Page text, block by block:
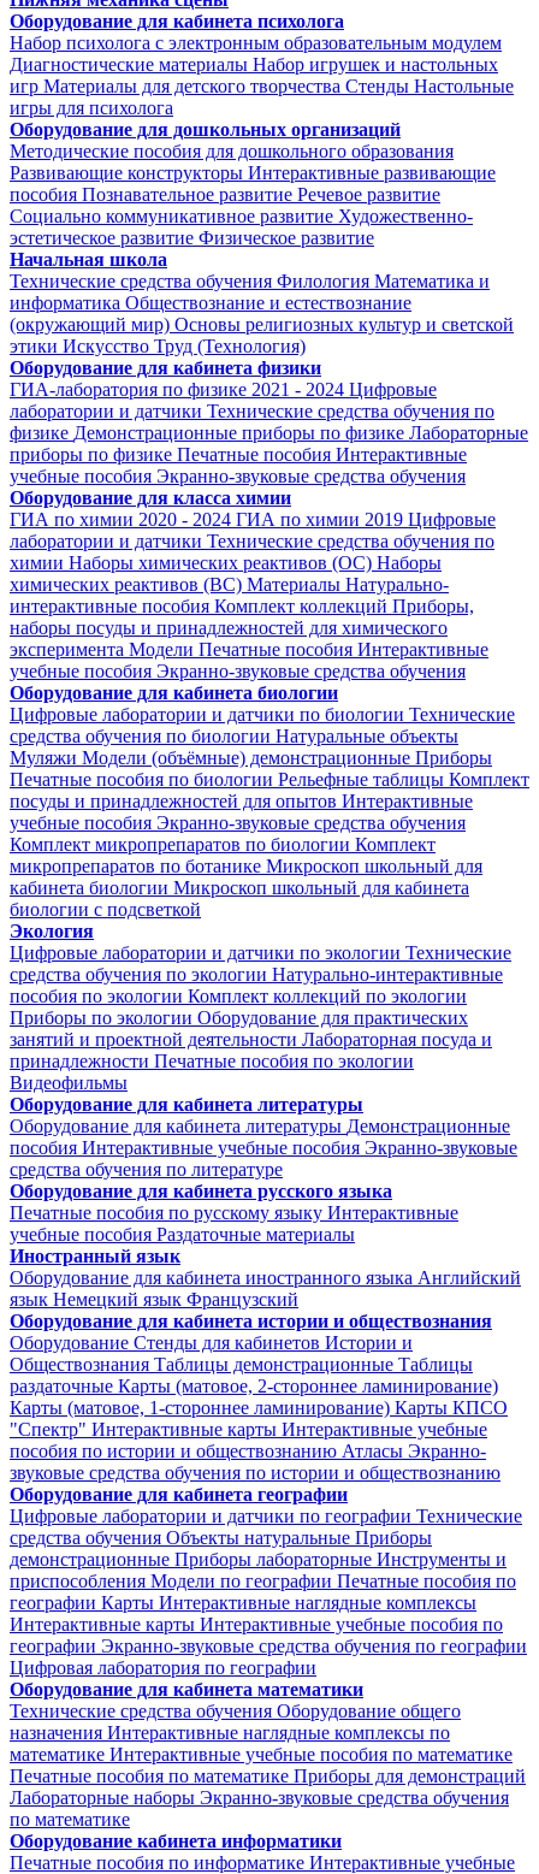
Оборудование для кабинета психолога
Набор психолога с электронным образовательным модулем
Диагностические материалы Набор игрушек и настольных
игр Материалы для детского творчества Стенды Настольные
игры для психолога
Оборудование для дошкольных организаций
Методические пособия для дошкольного образования
Развивающие конструкторы Интерактивные развивающие
пособия Познавательное развитие Речевое развитие
Социально коммуникативное развитие Художественно-
эстетическое развитие Физическое развитие
Начальная школа
Технические средства обучения Филология Математика и
информатика Обществознание и естествознание
(окружающий мир) Основы религиозных культур и светской
этики Искусство Труд (Технология)
Оборудование для кабинета физики
ГИА-лаборатория по физике 2021 - 2024 Цифровые
лаборатории и датчики Технические средства обучения по
физике Демонстрационные приборы по физике Лабораторные
приборы по физике Печатные пособия Интерактивные
учебные пособия Экранно-звуковые средства обучения
Оборудование для класса химии
ГИА по химии 2020 - 2024 ГИА по химии 2019 Цифровые
лаборатории и датчики Технические средства обучения по
химии Наборы химических реактивов (ОС) Наборы
химических реактивов (ВС) Материалы Натурально-
интерактивные пособия Комплект коллекций Приборы,
наборы посуды и принадлежностей для химического
эксперимента Модели Печатные пособия Интерактивные
учебные пособия Экранно-звуковые средства обучения
Оборудование для кабинета биологии
Цифровые лаборатории и датчики по биологии Технические
средства обучения по биологии Натуральные объекты
Муляжи Модели (объёмные) демонстрационные Приборы
Печатные пособия по биологии Рельефные таблицы Комплект
посуды и принадлежностей для опытов Интерактивные
учебные пособия Экранно-звуковые средства обучения
Комплект микропрепаратов по биологии Комплект
микропрепаратов по ботанике Микроскоп школьный для
кабинета биологии Микроскоп школьный для кабинета
биологии с подсветкой
Экология
Цифровые лаборатории и датчики по экологии Технические
средства обучения по экологии Натурально-интерактивные
пособия по экологии Комплект коллекций по экологии
Приборы по экологии Оборудование для практических
занятий и проектной деятельности Лабораторная посуда и
принадлежности Печатные пособия по экологии
Видеофильмы
Оборудование для кабинета литературы
Оборудование для кабинета литературы Демонстрационные
пособия Интерактивные учебные пособия Экранно-звуковые
средства обучения по литературе
Оборудование для кабинета русского языка
Печатные пособия по русскому языку Интерактивные
учебные пособия Раздаточные материалы
Иностранный язык
Оборудование для кабинета иностранного языка Английский
язык Немецкий язык Французский
Оборудование для кабинета истории и обществознания
Оборудование Стенды для кабинетов Истории и
Обществознания Таблицы демонстрационные Таблицы
раздаточные Карты (матовое, 2-стороннее ламинирование)
Карты (матовое, 1-стороннее ламинирование) Карты КПСО
"Спектр" Интерактивные карты Интерактивные учебные
пособия по истории и обществознанию Атласы Экранно-
звуковые средства обучения по истории и обществознанию
Оборудование для кабинета географии
Цифровые лаборатории и датчики по географии Технические
средства обучения Объекты натуральные Приборы
демонстрационные Приборы лабораторные Инструменты и
приспособления Модели по географии Печатные пособия по
географии Карты Интерактивные наглядные комплексы
Интерактивные карты Интерактивные учебные пособия по
географии Экранно-звуковые средства обучения по географии
Цифровая лаборатория по географии
Оборудование для кабинета математики
Технические средства обучения Оборудование общего
назначения Интерактивные наглядные комплексы по
математике Интерактивные учебные пособия по математике
Печатные пособия по математике Приборы для демонстраций
Лабораторные наборы Экранно-звуковые средства обучения
по математике
Оборудование кабинета информатики
Печатные пособия по информатике Интерактивные учебные